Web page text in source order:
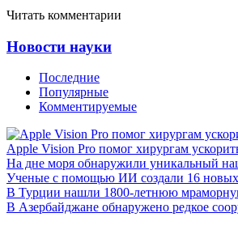
Читать комментарии
Новости науки
Последние
Популярные
Комментируемые
Apple Vision Pro помог хирургам
На дне моря обнаружили уникальный
Ученые с помощью ИИ создали 16 новых
В Турции нашли 1800-летнюю
В Азербайджане обнаружено редкое